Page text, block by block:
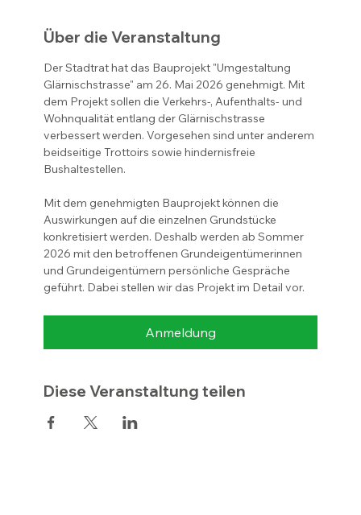
Über die Veranstaltung
Der Stadtrat hat das Bauprojekt "Umgestaltung
Glärnischstrasse" am 26. Mai 2026 genehmigt. Mit
dem Projekt sollen die Verkehrs-, Aufenthalts- und
Wohnqualität entlang der Glärnischstrasse
verbessert werden. Vorgesehen sind unter anderem
beidseitige Trottoirs sowie hindernisfreie
Bushaltestellen.
Mit dem genehmigten Bauprojekt können die
Auswirkungen auf die einzelnen Grundstücke
konkretisiert werden. Deshalb werden ab Sommer
2026 mit den betroffenen Grundeigentümerinnen
und Grundeigentümern persönliche Gespräche
geführt. Dabei stellen wir das Projekt im Detail vor.
Anmeldung
Diese Veranstaltung teilen